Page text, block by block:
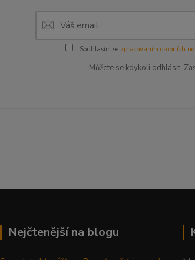
Souhlasím se zpracováním osobních
Můžete se kdykoli odhlásit.
Nejčtenější na blogu